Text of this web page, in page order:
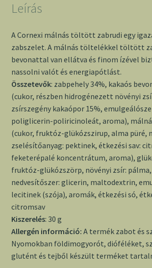
Leírás
A Cornexi málnás töltött zabrudi egy
zabszelet. A málnás töltelékkel töltött
bevonattal van ellátva és finom ízével
nassolni valót és energiapótlást.
Összetevők: zabpehely 34%, kakaós
(cukor, részben hidrogénezett növényi
zsírszegény kakaópor 15%,
poliglicerin-poliricinoleát, aroma),
(cukor, fruktóz-glükózszirup, alma püré,
zselésítőanyag: pektinek, étkezési sav:
feketerépalé koncentrátum, aroma),
fruktóz-glükózszörp, növényi zsír:
nedvesítőszer: glicerin, maltodextrin,
lecitinek (szója), aromák, étkezési só,
citromsav
Kiszerelés: 30 g
Allergén információ: A termék zabot és
Nyomokban földimogyorót, dióféléket,
glutént és tejből készült terméket